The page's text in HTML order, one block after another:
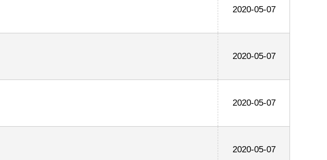
2020-05-07
2020-05-07
2020-05-07
2020-05-07